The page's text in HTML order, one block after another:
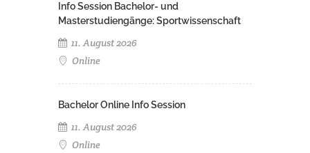
Info Session Bachelor- und
Masterstudiengänge: Sportwissenschaft
11. August 2026
Online
Bachelor Online Info Session
11. August 2026
Online